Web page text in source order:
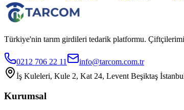
Türkiye'nin tarım girdileri tedarik platformu.
0212 706 22 11
info@tarcom.com.tr
İş Kuleleri, Kule 2, Kat 24, Levent Beşiktaş
Kurumsal